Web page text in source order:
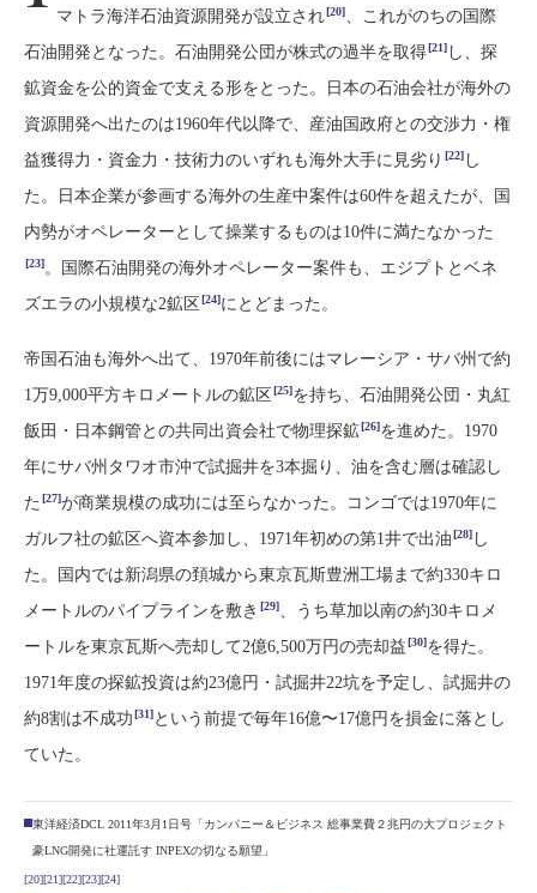
マトラ海洋石油資源開発が設立され[20]、これがのちの国際
石油開発となった。石油開発公団が株式の過半を取得[21] し、探
鉱資金を公的資金で支える形をとった。日本の石油会社が海外の
資源開発へ出たのは1960年代以降で、産油国政府との交渉力・権
益獲得力・資金力・技術力のいずれも海外大手に見劣り [22] し
た。日本企業が参画する海外の生産中案件は60件を超えたが、国
内勢がオペレーターとして操業するものは10件に満たなかった
[23]。国際石油開発の海外オペレーター案件も、エジプトとベネ
ズエラの小規模な2鉱区 [24]にとどまった。
帝国石油も海外へ出て、1970年前後にはマレーシア・サバ州で約
1万9,000平方キロメートルの鉱区 [25]を持ち、石油開発公団・丸紅
飯田・日本鋼管との共同出資会社で物理探鉱[26]を進めた。1970
年にサバ州タワオ市沖で試掘井を3本掘り、油を含む層は確認し
た [27]が商業規模の成功には至らなかった。コンゴでは1970年に
ガルフ社の鉱区へ資本参加し、1971年初めの第1井で出油[28] し
た。国内では新潟県の頚城から東京瓦斯豊洲工場まで約330キロ
メートルのパイプラインを敷き [29]、うち草加以南の約30キロメ
ートルを東京瓦斯へ売却して2億6,500万円の売却益[30]を得た。
1971年度の探鉱投資は約23億円・試掘井22坑を予定し、試掘井の
約8割は不成功[31]という前提で毎年16億〜17億円を損金に落とし
ていた。
東洋経済DCL 2011年3月1日号「カンパニー＆ビジネス 総事業費２兆円の大プロジェクト
豪LNG開発に社運託す INPEXの切なる願望」
[20][21][22][23][24]